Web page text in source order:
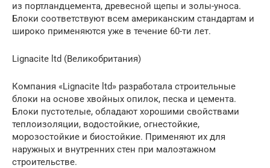
из портландцемента, древесной щепы и золы-уноса.
Блоки соответствуют всем американским стандартам и
широко применяются уже в течение 60-ти лет.
Lignacite ltd (Великобритания)
Компания «Lignacite ltd» разработала строительные
блоки на основе хвойных опилок, песка и цемента.
Блоки пустотелые, обладают хорошими свойствами
теплоизоляции, водостойкие, огнестойкие,
морозостойкие и биостойкие. Применяют их для
наружных и внутренних стен при малоэтажном
строительстве.